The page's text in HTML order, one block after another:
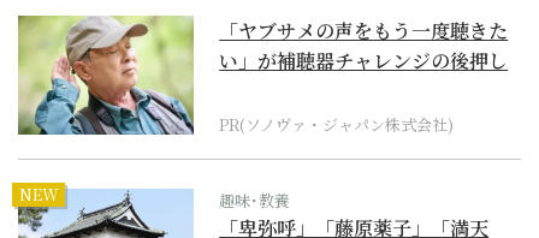
「ヤブサメの声をもう一度聴きた
い」が補聴器チャレンジの後押し
PR(ソノヴァ・ジャパン株式会社)
NEW 趣味･教養
「卑弥呼」「藤原薬子」「満天